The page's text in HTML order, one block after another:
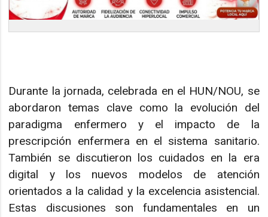
Durante la jornada, celebrada en el HUN/NOU, se
abordaron temas clave como la evolución del
paradigma enfermero y el impacto de la
prescripción enfermera en el sistema sanitario.
También se discutieron los cuidados en la era
digital y los nuevos modelos de atención
orientados a la calidad y la excelencia asistencial.
Estas discusiones son fundamentales en un